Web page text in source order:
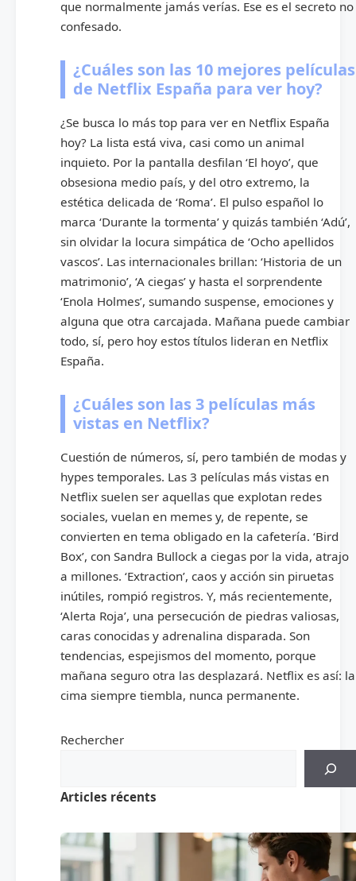
que normalmente jamás verías. Ese es el secreto no
confesado.
¿Cuáles son las 10 mejores películas
de Netflix España para ver hoy?
¿Se busca lo más top para ver en Netflix España
hoy? La lista está viva, casi como un animal
inquieto. Por la pantalla desfilan ‘El hoyo’, que
obsesiona medio país, y del otro extremo, la
estética delicada de ‘Roma’. El pulso español lo
marca ‘Durante la tormenta’ y quizás también ‘Adú’,
sin olvidar la locura simpática de ‘Ocho apellidos
vascos’. Las internacionales brillan: ‘Historia de un
matrimonio’, ‘A ciegas’ y hasta el sorprendente
‘Enola Holmes’, sumando suspense, emociones y
alguna que otra carcajada. Mañana puede cambiar
todo, sí, pero hoy estos títulos lideran en Netflix
España.
¿Cuáles son las 3 películas más
vistas en Netflix?
Cuestión de números, sí, pero también de modas y
hypes temporales. Las 3 películas más vistas en
Netflix suelen ser aquellas que explotan redes
sociales, vuelan en memes y, de repente, se
convierten en tema obligado en la cafetería. ‘Bird
Box’, con Sandra Bullock a ciegas por la vida, atrajo
a millones. ‘Extraction’, caos y acción sin piruetas
inútiles, rompió registros. Y, más recientemente,
‘Alerta Roja’, una persecución de piedras valiosas,
caras conocidas y adrenalina disparada. Son
tendencias, espejismos del momento, porque
mañana seguro otra las desplazará. Netflix es así: la
cima siempre tiembla, nunca permanente.
Rechercher
Articles récents